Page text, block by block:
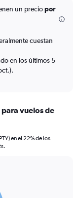
un preciopor
cuestan
en los últimos 5
vuelos de
en el 22% de los